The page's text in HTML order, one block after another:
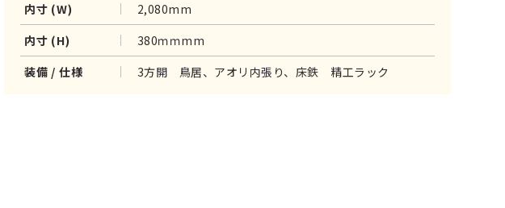
内寸 (W)
2,080mm
内寸 (H)
380ｍｍmm
装備 / 仕様
3方開 鳥居、アオリ内張り、床鉄 精工ラック